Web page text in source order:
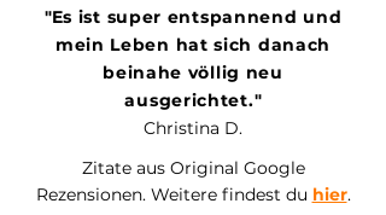
"Es ist super entspannend und
mein Leben hat sich danach
beinahe völlig neu
ausgerichtet."
Christina D.
Zitate aus Original Google
Rezensionen. Weitere findest du hier.